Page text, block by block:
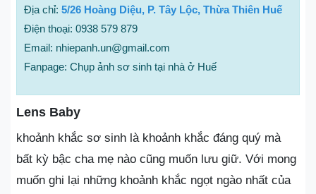
Địa chỉ: 5/26 Hoàng Diệu, P. Tây Lộc, Thừa Thiên Huế
Điện thoại: 0938 579 879
Email: nhiepanh.un@gmail.com
Fanpage: Chụp ảnh sơ sinh tại nhà ở Huế
Lens Baby
khoảnh khắc sơ sinh là khoảnh khắc đáng quý mà
bất kỳ bậc cha mẹ nào cũng muốn lưu giữ. Với mong
muốn ghi lại những khoảnh khắc ngọt ngào nhất của